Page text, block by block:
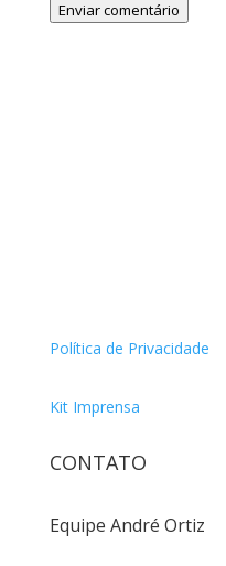
Enviar comentário
Política de Privacidade
Kit Imprensa
CONTATO
Equipe André Ortiz